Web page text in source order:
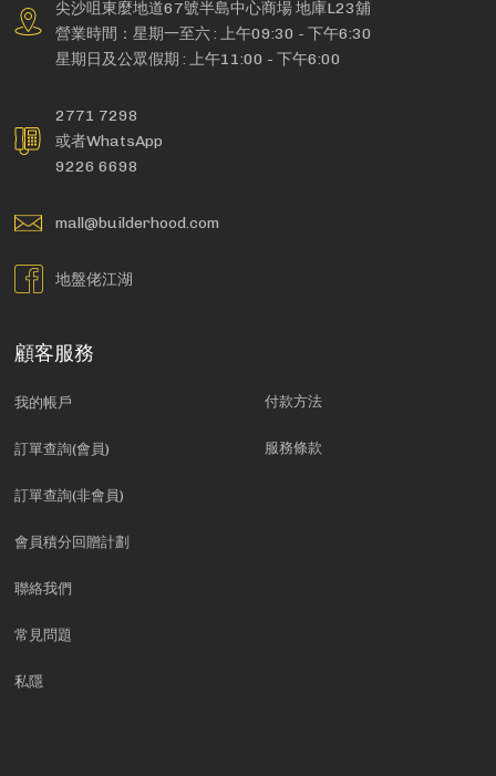
尖沙咀東麼地道67號半島中心商場 地庫L23舖
營業時間：星期一至六 : 上午09:30 - 下午6:30
星期日及公眾假期 : 上午11:00 - 下午6:00
2771 7298
或者WhatsApp
9226 6698
mall@builderhood.com
地盤佬江湖
顧客服務
我的帳戶
訂單查詢(會員)
訂單查詢(非會員)
會員積分回贈計劃
聯絡我們
常見問題
私隱
付款方法
服務條款